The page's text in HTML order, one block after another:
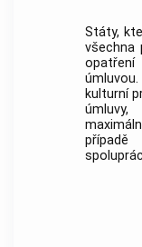
Státy,
všechna
kulturní